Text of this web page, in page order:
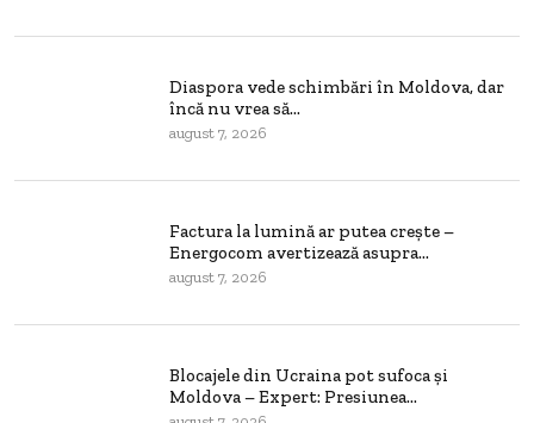
Diaspora vede schimbări în Moldova, dar
încă nu vrea să...
august 7, 2026
Factura la lumină ar putea crește –
Energocom avertizează asupra...
august 7, 2026
Blocajele din Ucraina pot sufoca și
Moldova – Expert: Presiunea...